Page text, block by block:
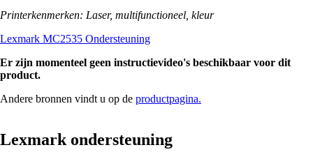
Printerkenmerken: Laser, multifunctioneel, kleur
Lexmark MC2535 Ondersteuning
Er zijn momenteel geen instructievideo's beschikbaar voor dit
product.
Andere bronnen vindt u op de productpagina.
Lexmark ondersteuning